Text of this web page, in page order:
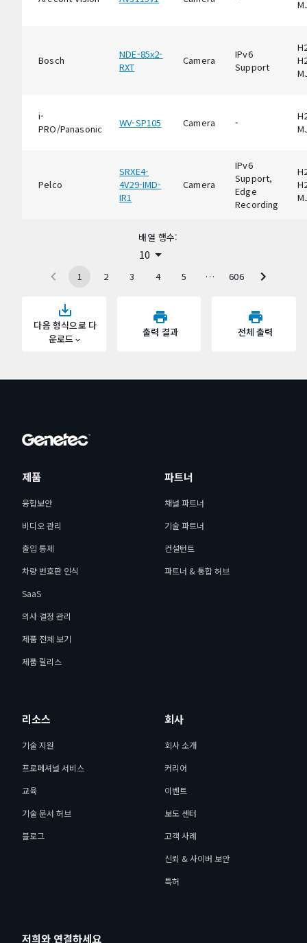
다음 형식으로 다
운로드
출력 결과 전체 출력
Bosch
NDE-85x2-
RXT
Camera
IPv6
Support
i-
PRO/Panasonic
WV-SP105 Camera -
Pelco
SRXE4-
4V29-IMD-
IR1
Camera
IPv6
Support,
Edge
Recording
배열 행수:
10
1 2 3 4 5 … 606
제품
융합보안
비디오 관리
출입 통제
차량 번호판 인식
SaaS
의사 결정 관리
제품 전체 보기
제품 릴리스
파트너
채널 파트너
기술 파트너
컨설턴트
파트너 & 통합 허브
리소스
기술 지원
프로페셔널 서비스
교육
기술 문서 허브
블로그
회사
회사 소개
커리어
이벤트
보도 센터
고객 사례
신뢰 & 사이버 보안
특허
저희와 연결하세요